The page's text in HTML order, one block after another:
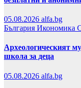
05.08.2026 alfa.bg
България Икономика
Археологическият
школа за деца
05.08.2026 alfa.bg